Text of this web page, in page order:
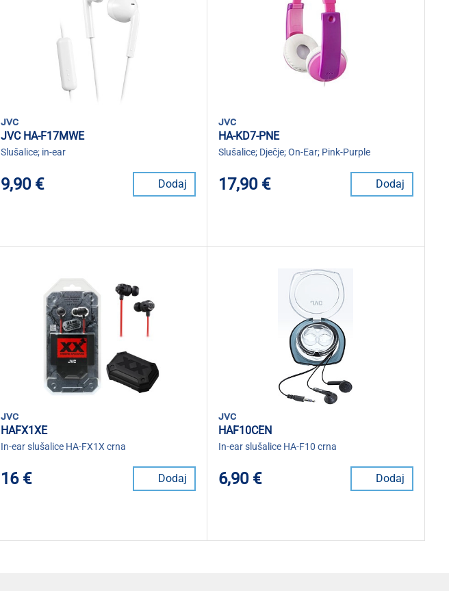
jvc
JVC HA-F17MWE
Slušalice; in-ear
9,90 € Dodaj
jvc
HA-KD7-PNE
Slušalice; Dječje; On-Ear; Pink-Purple
17,90 € Dodaj
jvc
HAFX1XE
In-ear slušalice HA-FX1X crna
16 € Dodaj
jvc
HAF10CEN
In-ear slušalice HA-F10 crna
6,90 € Dodaj